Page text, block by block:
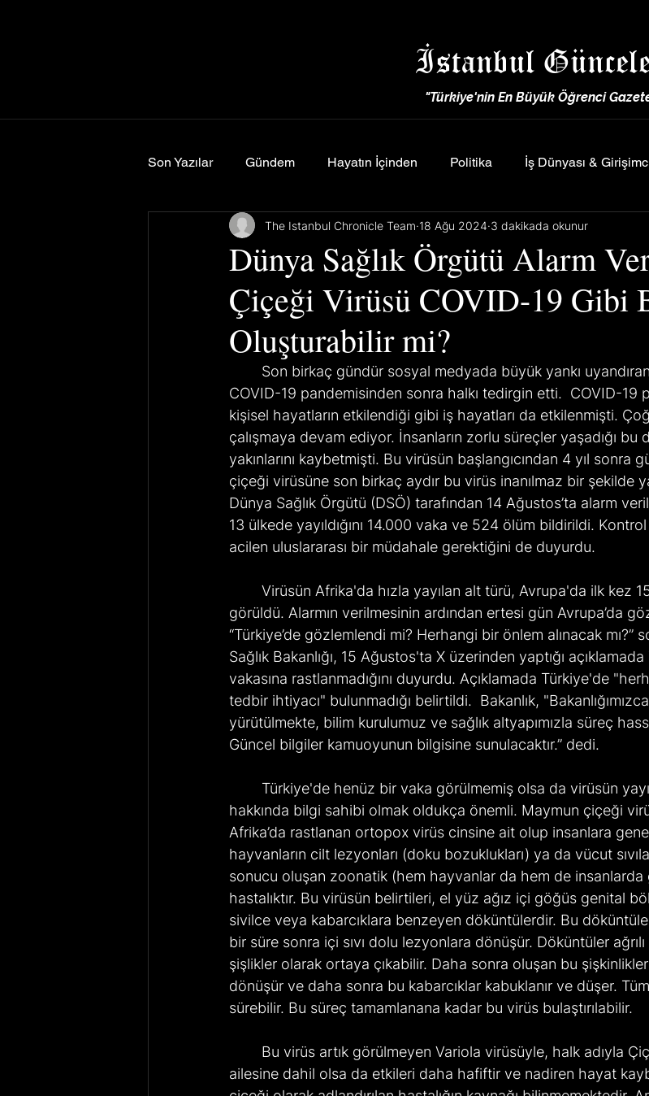
İstanbul
"Türkiye'nin En Büyük Öğrenci
Son Yazılar Gündem Hayatın İçinden Politika İş Dünyası &
Yemek & Seyahat
Dünya Sağlık Örgütü Alarm
Çiçeği Virüsü COVID-19 Gibi
Oluşturabilir mi?
The Istanbul Chronicle Team 18 Ağu 2024 3 dakikada okunur
COVID-19 pandemisinden sonra halkı tedirgin etti.  COVID-19
kişisel hayatların etkilendiği gibi iş hayatları da etkilenmişti.
çalışmaya devam ediyor. İnsanların zorlu süreçler yaşadığı bu
yakınlarını kaybetmişti. Bu virüsün başlangıcından 4 yıl sonra
çiçeği virüsüne son birkaç aydır bu virüs inanılmaz bir şekilde
Dünya Sağlık Örgütü (DSÖ) tarafından 14 Ağustos’ta alarm
13 ülkede yayıldığını 14.000 vaka ve 524 ölüm bildirildi. Kontrol
acilen uluslararası bir müdahale gerektiğini de duyurdu.
görüldü. Alarmın verilmesinin ardından ertesi gün Avrupa’da
“Türkiye’de gözlemlendi mi? Herhangi bir önlem alınacak mı?”
Sağlık Bakanlığı, 15 Ağustos'ta X üzerinden yaptığı
vakasına rastlanmadığını duyurdu. Açıklamada Türkiye'de
tedbir ihtiyacı" bulunmadığı belirtildi.  Bakanlık,
yürütülmekte, bilim kurulumuz ve sağlık altyapımızla süreç
Güncel bilgiler kamuoyunun bilgisine sunulacaktır.” dedi.
hakkında bilgi sahibi olmak oldukça önemli. Maymun çiçeği
Afrika’da rastlanan ortopox virüs cinsine ait olup insanlara
hayvanların cilt lezyonları (doku bozuklukları) ya da vücut
sonucu oluşan zoonatik (hem hayvanlar da hem de
hastalıktır. Bu virüsün belirtileri, el yüz ağız içi göğüs genital
sivilce veya kabarcıklara benzeyen döküntülerdir. Bu
bir süre sonra içi sıvı dolu lezyonlara dönüşür. Döküntüler ağrılı
şişlikler olarak ortaya çıkabilir. Daha sonra oluşan bu
dönüşür ve daha sonra bu kabarcıklar kabuklanır ve düşer.
sürebilir. Bu süreç tamamlanana kadar bu virüs bulaştırılabilir.
ailesine dahil olsa da etkileri daha hafiftir ve nadiren hayat